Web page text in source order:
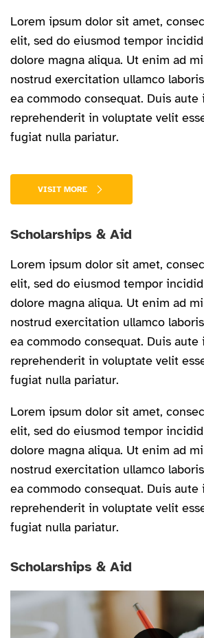
Lorem ipsum dolor sit amet,
elit, sed do eiusmod tempor
dolore magna aliqua. Ut enim ad
nostrud exercitation ullamco
ea commodo consequat. Duis aute
reprehenderit in voluptate velit
fugiat nulla pariatur.
VISIT MORE
Scholarships & Aid
Lorem ipsum dolor sit amet,
elit, sed do eiusmod tempor
dolore magna aliqua. Ut enim ad
nostrud exercitation ullamco
ea commodo consequat. Duis aute
reprehenderit in voluptate velit
fugiat nulla pariatur.
Lorem ipsum dolor sit amet,
elit, sed do eiusmod tempor
dolore magna aliqua. Ut enim ad
nostrud exercitation ullamco
ea commodo consequat. Duis aute
reprehenderit in voluptate velit
fugiat nulla pariatur.
Scholarships & Aid